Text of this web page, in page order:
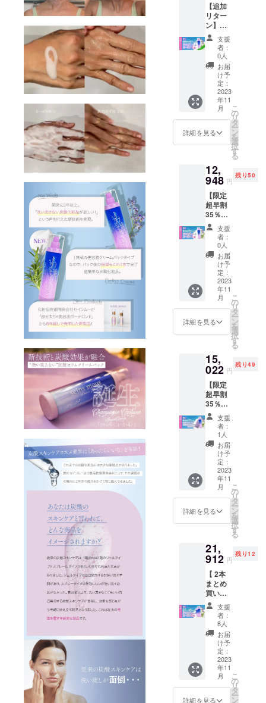
【追加
リター
ン】
【限定
超超早
割 40％
オフ】
シャン
パー
ニュ
カーボ
ン1本
『一般
販売予
定価格
40％Ｏ
ＦＦ』
※本プロ
ジェク
トは送
料込み
の価格
となり
ます！
支援
者：
0人
お届
け予
定：
2023
年11
月
詳細を見る
こ
の
リ
タ
ー
ン
を
選
択
す
る
12,
948 円
残り50
【限定
超早割
35％オ
フ】
シャン
パー
ニュ
カーボ
ン1本
『一般
販売予
定価格
19,920
円の
35％Ｏ
ジェク
トは送
料込み
の価格
となり
ます！
支援
者：
0人
お届
け予
定：
2023
年11
月
詳細を見る
こ
の
リ
タ
ー
ン
を
選
択
す
る
15,
022 円
残り49
【限定
超早割
35％オ
フ】
シャン
パー
ニュ
カーボ
ン1本 +
ラグ
ジュア
リース
キンケ
アタオ
ル
ドタオ
ル）
『一般
販売予
定価格
23,110
円の
35％Ｏ
ＦＦ』
※本プロ
ジェク
トは送
料込み
の価格
となり
ます！
ラグ
支援
者：
1人
お届
け予
定：
2023
年11
月
詳細を見る
こ
の
リ
タ
ー
ン
を
選
択
す
る
21,
912 円
残り12
【 2本
まとめ
買い
セット
45％オ
フ】
シャン
パー
ニュ
カーボ
般販売
予定価
格
支援
者：
8人
お届
け予
定：
2023
年11
月
詳細を見る
こ
の
リ
タ
ー
ン